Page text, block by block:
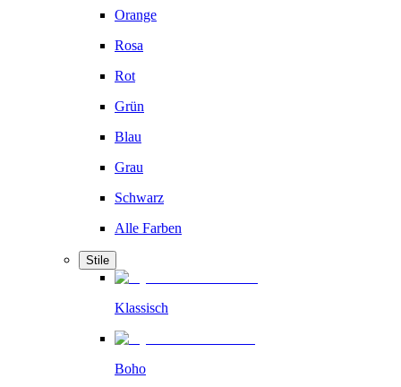
Orange
Rosa
Rot
Grün
Blau
Grau
Schwarz
Alle Farben
Stile
Klassisch
Boho